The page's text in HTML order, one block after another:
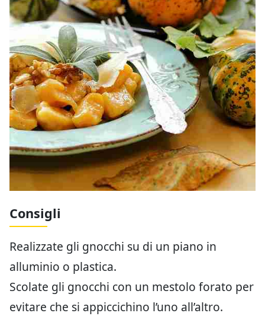
Consigli
Realizzate gli gnocchi su di un piano in
alluminio o plastica.
Scolate gli gnocchi con un mestolo forato per
evitare che si appiccichino l’uno all’altro.